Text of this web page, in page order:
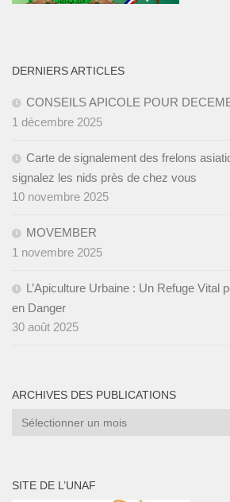
DERNIERS ARTICLES
CONSEILS APICOLE POUR
1 décembre 2025
Carte de signalement des frelons
signalez les nids près de chez vous
10 novembre 2025
MOVEMBER
1 novembre 2025
L’Apiculture Urbaine : Un Refuge Vital
en Danger
30 août 2025
ARCHIVES DES PUBLICATIONS
Archives
SITE DE L’UNAF